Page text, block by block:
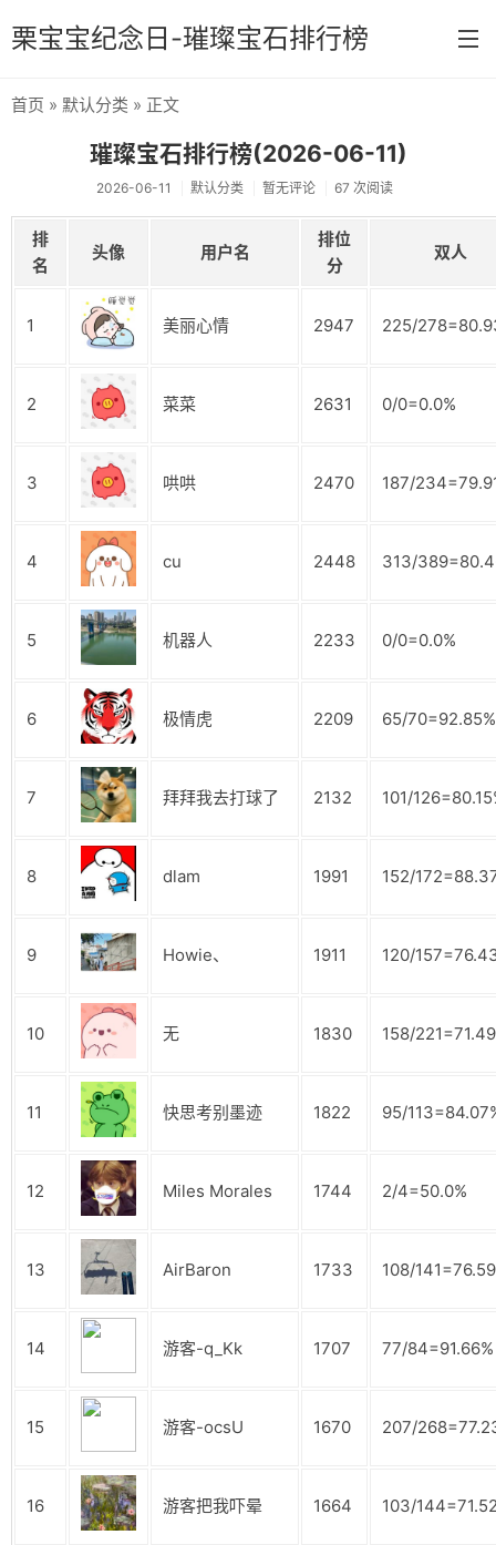
栗宝宝纪念日-璀璨宝石排行榜
分类
默认分类
原神
首页 » 默认分类 » 正文
璀璨宝石排行榜(2026-06-11)
2026-06-11 默认分类 暂无评论 67 次阅读
排
名
头像 用户名
排位
分
双人
1 美丽心情 2947 225/
2 菜菜 2631 0/0=0.0%
3 哄哄 2470 187/
4 cu 2448 313/
5 机器人 2233 0/0=0.0%
6 极情虎 2209 65/70=92.85%
7 拜拜我去打球了 2132 101/
8 dlam 1991 152/
9 Howie、 1911 120/
10 无 1830 158/
11 快思考别墨迹 1822 95/
12 Miles Morales 1744 2/4=50.0%
13 AirBaron 1733 108/
14 游客-q_Kk 1707 77/84=91.66%
15 游客-ocsU 1670 207/
16 游客把我吓晕 1664 103/